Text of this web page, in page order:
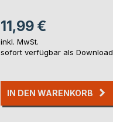
11,99 €
inkl. MwSt.
sofort verfügbar als Download
IN DEN WARENKORB